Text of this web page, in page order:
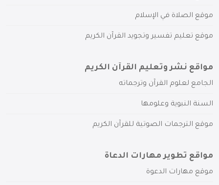
موقع الصلاة في الإسلام
موقع تعليم تفسير وتجويد القرآن الكريم
مواقع نشر وتعليم القرآن الكريم
الجامع لعلوم القرآن وترجماته
السنة النبوية وعلومها
موقع الترجمات الصوتية للقرآن الكريم
مواقع تطوير مهارات الدعاة
موقع مهارات الدعوة